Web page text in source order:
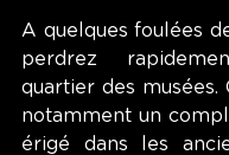
A quelques foulées
perdrez
quartier des musées.
notamment un
érigé dans les